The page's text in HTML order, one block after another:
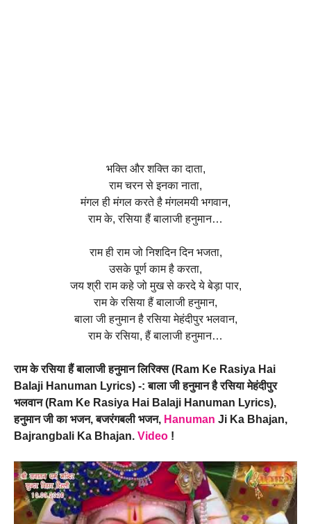
भक्ति और शक्ति का दाता,
राम चरन से इनका नाता,
मंगल ही मंगल करते है मंगलमयी भगवान,
राम के, रसिया हैं बालाजी हनुमान…
राम ही राम जो निशदिन दिन भजता,
उसके पूर्ण काम है करता,
जय श्री राम कहे जो मुख से करदे ये बेड़ा पार,
राम के रसिया हैं बालाजी हनुमान,
बाला जी हनुमान है रसिया मेहंदीपुर भलवान,
राम के रसिया, हैं बालाजी हनुमान…
राम के रसिया हैं बालाजी हनुमान लिरिक्स(Ram Ke Rasiya Hai
Balaji Hanuman Lyrics) -:बाला जी हनुमान है रसिया मेहंदीपुर
भलवान(Ram Ke Rasiya Hai Balaji Hanuman Lyrics),
हनुमान जी का भजन,बजरंगबली भजन, Hanuman Ji Ka Bhajan,
Bajrangbali Ka Bhajan. Video !